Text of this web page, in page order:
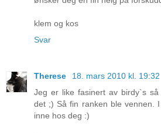
klem og kos
Svar
Therese
18. mars 2010 kl. 19:32
Jeg er like fasinert av birdy`s
det ;) Så fin ranken ble vennen.
inne hos deg :)